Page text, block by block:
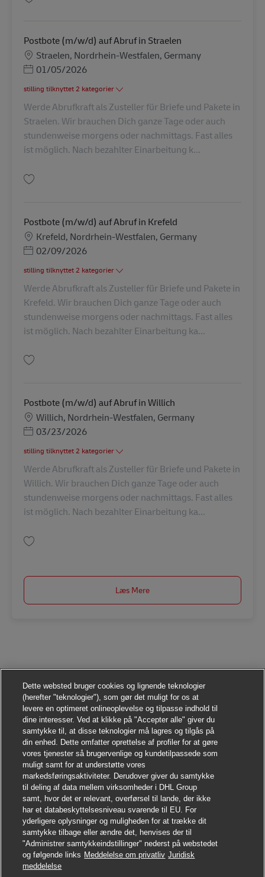
Søg jobbet
Postbote (m/w/d) auf Abruf in Straelen
Lokation
Straelen, Nordrhein-Westfalen, Germany
Posted Date
01/05/2026
stilling tilknyttet 2 kategorier
Werde Abrufkraft als Zusteller für Briefe und Pakete in
Straelen. Wir brauchen Dich ganze Tage oder auch
stundenweise morgens oder nachmittags. Fast alles
ist möglich. Nach bezahlter Einarbeitung k...
Postbote (m/w/d) auf Abruf in Krefeld
Lokation
Krefeld, Nordrhein-Westfalen, Germany
Posted Date
02/09/2026
stilling tilknyttet 2 kategorier
Werde Abrufkraft als Zusteller für Briefe und Pakete in
Krefeld. Wir brauchen Dich ganze Tage oder auch
stundenweise morgens oder nachmittags. Fast alles
ist möglich. Nach bezahlter Einarbeitung ka...
Postbote (m/w/d) auf Abruf in Willich
Lokation
Willich, Nordrhein-Westfalen, Germany
Posted Date
03/23/2026
stilling tilknyttet 2 kategorier
Werde Abrufkraft als Zusteller für Briefe und Pakete in
Willich. Wir brauchen Dich ganze Tage oder auch
stundenweise morgens oder nachmittags. Fast alles
ist möglich. Nach bezahlter Einarbeitung ka...
Læs Mere
Dette websted bruger cookies og lignende teknologier
(herefter "teknologier"), som gør det muligt for os at
levere en optimeret onlineoplevelse og tilpasse indhold til
dine interesser. Ved at klikke på "Accepter alle" giver du
samtykke til, at disse teknologier må lagres og tilgås på
din enhed. Dette omfatter oprettelse af profiler for at gøre
vores tjenester så brugervenlige og kundetilpassede som
muligt samt for at understøtte vores
markedsføringsaktiviteter. Derudover giver du samtykke
til deling af data mellem virksomheder i DHL Group
samt, hvor det er relevant, overførsel til lande, der ikke
har et databeskyttelsesniveau svarende til EU. For
yderligere oplysninger og muligheden for at trække dit
samtykke tilbage eller ændre det, henvises der til
"Administrer samtykkeindstillinger" nederst på webstedet
og følgende links Meddelelse om privatliv Juridisk
meddelelse